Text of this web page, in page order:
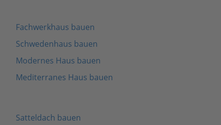
Fachwerkhaus bauen
Schwedenhaus bauen
Modernes Haus bauen
Mediterranes Haus bauen
Satteldach bauen